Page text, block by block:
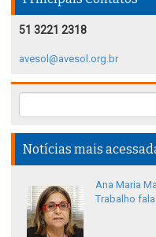
51 3221 2318
avesol@avesol.org.br
Notícias mais
Ana Maria
Trabalho